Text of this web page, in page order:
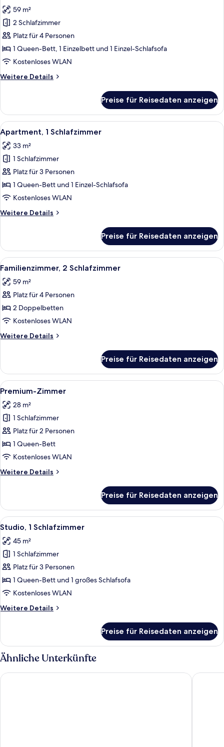
für
Suite
Home
2
Schlafzimmer,
mit
kleinem
Schlafsofa
Küche
58
qm
anzeigen
59 m²
2 Schlafzimmer
Platz für 4 Personen
1 Queen-Bett, 1 Einzelbett und 1 Einzel-Schlafsofa
Kostenloses WLAN
Weitere Details
Weitere
Home
Schlafzimmer,
mit
kleinem
Schlafsofa
Küche
58
qm
Preise für Reisedaten anzeigen
Alle
Fotos
für
Apartment,
1
Schlafzimmer
anzeigen
Ein modernes Wohnzimmer mit
5
Apartment, 1 Schlafzimmer
33 m²
1 Schlafzimmer
Platz für 3 Personen
1 Queen-Bett und 1 Einzel-Schlafsofa
Kostenloses WLAN
Weitere Details
Weitere
1
Schlafzimmer
Preise für Reisedaten anzeigen
Alle
Fotos
für
Familienzimmer,
2 Schlafzimmer
anzeigen
Ein modernes Schlafzimmer mit
4
Familienzimmer, 2 Schlafzimmer
59 m²
Platz für 4 Personen
2 Doppelbetten
Kostenloses WLAN
Weitere Details
Weitere
2 Schlafzimmer
Preise für Reisedaten anzeigen
Alle
Fotos
für
Premium-
Zimmer
anzeigen
Ein modernes Hotelzimmer mit
5
Premium-Zimmer
28 m²
1 Schlafzimmer
Platz für 2 Personen
1 Queen-Bett
Kostenloses WLAN
Weitere Details
Weitere
Zimmer
Preise für Reisedaten anzeigen
Alle
Fotos
für
Studio,
1
Schlafzimmer
anzeigen
Ein modernes Schlafzimmer mit
5
Studio, 1 Schlafzimmer
45 m²
1 Schlafzimmer
Platz für 3 Personen
1 Queen-Bett und 1 großes Schlafsofa
Kostenloses WLAN
Weitere Details
Weitere
1
Schlafzimmer
Preise für Reisedaten anzeigen
Ähnliche Unterkünfte
Hotel Riu Plaza Berlin Pullman